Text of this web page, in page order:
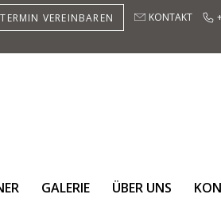
TERMIN VEREINBAREN KONTAKT
GALERIE ÜBER UNS